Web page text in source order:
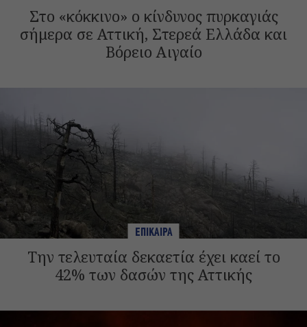
Στο «κόκκινο» ο κίνδυνος πυρκαγιάς
σήμερα σε Αττική, Στερεά Ελλάδα και
Βόρειο Αιγαίο
ΕΠΙΚΑΙΡΑ
Την τελευταία δεκαετία έχει καεί το
42% των δασών της Αττικής